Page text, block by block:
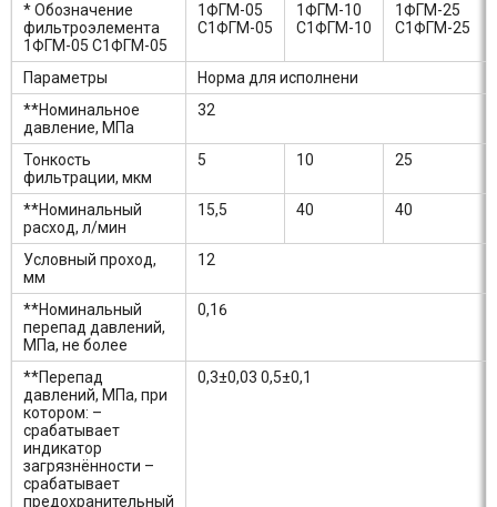
* Обозначение
фильтроэлемента
1ФГМ-05 С1ФГМ-05
1ФГМ-05
С1ФГМ-05
1ФГМ-10
С1ФГМ-10
1ФГМ-25
С1ФГМ-25
Параметры
Норма для исполнени
**Номинальное
давление, МПа
32
Тонкость
фильтрации, мкм
5 10 25
**Номинальный
расход, л/мин
15,5 40 40
Условный проход,
мм
12
**Номинальный
перепад давлений,
МПа, не более
0,16
**Перепад
давлений, МПа, при
котором: –
срабатывает
индикатор
загрязнённости –
срабатывает
предохранительный
0,3±0,03 0,5±0,1